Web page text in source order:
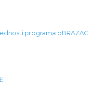
programa oBRAZAC